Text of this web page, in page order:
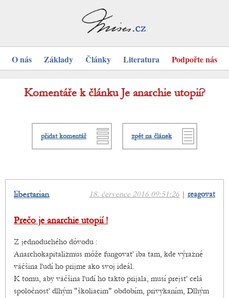
O nás Základy Články Literatura Podpořte nás
Komentáře k článku Je anarchie utopií?
přidat komentář zpět na článek
18. července 2016 09:51:26 | reagovat
libertarian
Prečo je anarchie utopií !
Z jednoduchého dôvodu :
Anarchokapitalizmus môže fungovať iba tam, kde výrazné
väčšina ľudí ho prijme ako svoj ideál.
K tomu, aby väčšina ľudí ho takto prijala, musí prejsť celá
spoločnosť dlhým "školiacim" obdobím, privykaním, Dlhým